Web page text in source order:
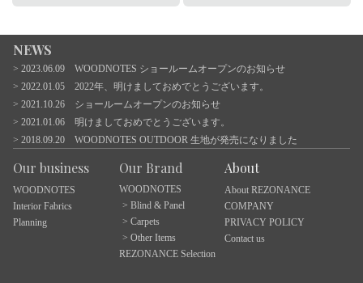
NEWS
2023.06.09 WOODNOTES ショールームオープンのお知らせ
2022.01.05 2022年、明けましておめでとうございます。
2021.10.26 ショールームオープンのお知らせ
2021.01.06 明けましておめでとうございます。
2018.09.20 WOODNOTES OUTDOOR 生地が発売になりました
Our business
WOODNOTES
Interior Fabrics
Planning
Our Brand
WOODNOTES
Blind & Panel
Carpets
Other Items
REZONANCE Selection
About
About REZONANCE
COMPANY
PRIVACY POLICY
Contact us